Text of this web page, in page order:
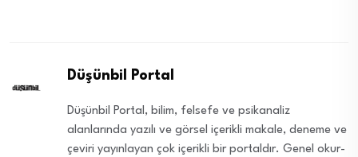
Düşünbil Portal
Düşünbil Portal, bilim, felsefe ve psikanaliz
alanlarında yazılı ve görsel içerikli makale, deneme ve
çeviri yayınlayan çok içerikli bir portaldır. Genel okur-